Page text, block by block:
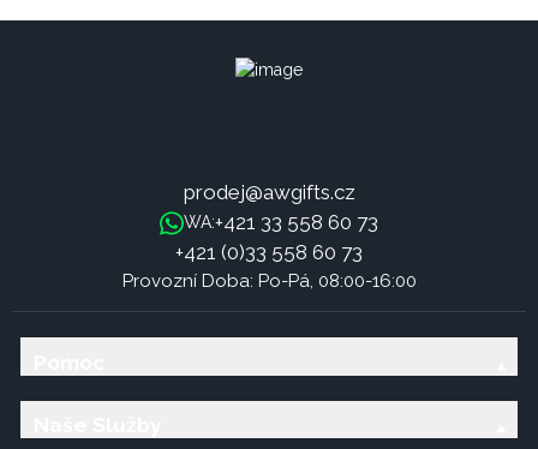
prodej@awgifts.cz
WA:+421 33 558 60 73
+421 (0)33 558 60 73
Provozní Doba: Po-Pá, 08:00-16:00